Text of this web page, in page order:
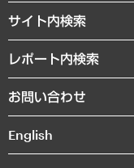
まちづくり・観光・交通・
自然資源・農林水産業・食
受託・受注実績（官公庁関
メディア掲載・出演
沿革
組織図・本部部室紹介
インドネシア現地法人
サイト内検索
レポート内検索
お問い合わせ
English